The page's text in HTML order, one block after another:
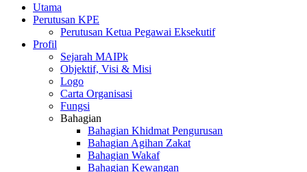
Utama
Perutusan KPE
Perutusan Ketua Pegawai Eksekutif
Profil
Sejarah MAIPk
Objektif, Visi & Misi
Logo
Carta Organisasi
Fungsi
Bahagian
Bahagian Khidmat Pengurusan
Bahagian Agihan Zakat
Bahagian Wakaf
Bahagian Kewangan